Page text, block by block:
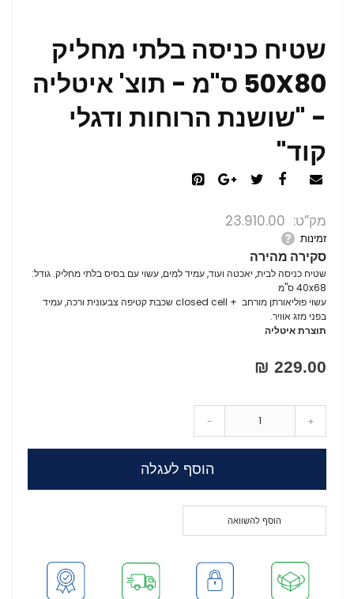
שטיח כניסה בלתי מחליק
50X80 ס"מ - תוצ' איטליה
- "שושנת הרוחות ודגלי
קוד"
מק”ט 23.910.00
זמינות
סקירה מהירה
שטיח כניסה לבית, יאכטה ועוד, עמיד למים, עשוי עם בסיס בלתי מחליק. גודל:
40x68 ס"מ
עשוי פוליאורתן מורחב + closed cell שכבת קטיפה צבעונית ורכה, עמיד
בפני מזג אוויר.
תוצרת איטליה
229.00 ₪
- +
הוסף לעגלה
הוסף להשוואה